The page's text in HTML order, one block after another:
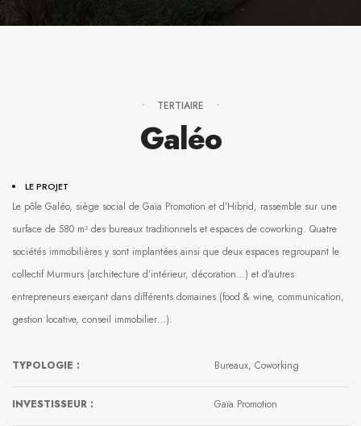
• TERTIAIRE •
Galéo
LE PROJET
Le pôle Galéo, siège social de Gaïa Promotion et d’Hibrid, rassemble sur une
surface de 580 m² des bureaux traditionnels et espaces de coworking. Quatre
sociétés immobilières y sont implantées ainsi que deux espaces regroupant le
collectif Murmurs (architecture d’intérieur, décoration…) et d’autres
entrepreneurs exerçant dans différents domaines (food & wine, communication,
gestion locative, conseil immobilier…).
TYPOLOGIE : Bureaux, Coworking
INVESTISSEUR : Gaïa Promotion